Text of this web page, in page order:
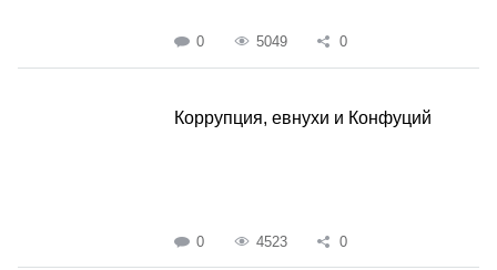
0 5049 0
Коррупция, евнухи и Конфуций
0 4523 0